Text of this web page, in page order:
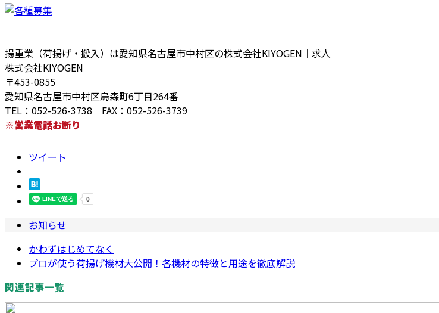
揚重業（荷揚げ・搬入）は愛知県名古屋市中村区の株式会社KIYOGEN｜求人
株式会社KIYOGEN
〒453-0855
愛知県名古屋市中村区烏森町6丁目264番
TEL：052-526-3738 FAX：052-526-3739
※営業電話お断り
ツイート
お知らせ
かわずはじめてなく
プロが使う荷揚げ機材大公開！各機材の特徴と用途を徹底解説
関連記事一覧